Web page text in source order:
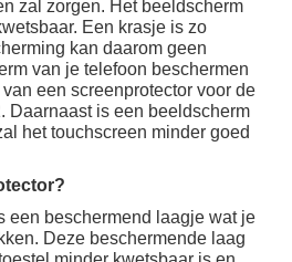
zal zorgen. Het beeldscherm
Een krasje is zo
kan daarom geen
van je telefoon beschermen
een screenprotector voor de
Daarnaast is een beeldscherm
het touchscreen minder goed
een beschermend laagje wat je
Deze beschermende laag